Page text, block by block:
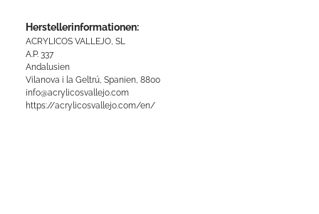
Herstellerinformationen:
ACRYLICOS VALLEJO, SL
A.P. 337
Andalusien
Vilanova i la Geltrú, Spanien, 8800
info@acrylicosvallejo.com
https://acrylicosvallejo.com/en/